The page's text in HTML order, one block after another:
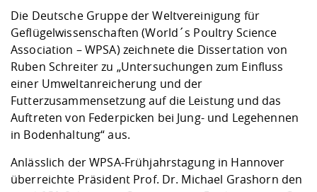
Vorbereitung
Studien- und
und Physik
Digitales Lernen
Studieren in
Lebenslagen
Studentenwerk
Angebote der
Arbeit
Career Service
Lehren,
Weiterbilden im
Formulare und
Internationale
Formulare und
FIS -
Prototyping und
Kooperationen
Kontakt &
Klimaschutz &
Gremien und
Informatik/
Landbau/
Maschinenbau
Angebote für Unternehmen
Kontakt und Anfahrt
Qualitätssicherung
Die Deutsche Gruppe der Weltvereinigung für
Geflügelwissenschaften (World´s Poultry Science
Association – WPSA) zeichnete die Dissertation von
Ruben Schreiter zu „Untersuchungen zum Einfluss
einer Umweltanreicherung und der
Futterzusammensetzung auf die Leistung und das
Auftreten von Federpicken bei Jung- und Legehennen
in Bodenhaltung“ aus.
Anlässlich der WPSA-Frühjahrstagung in Hannover
überreichte Präsident Prof. Dr. Michael Grashorn den